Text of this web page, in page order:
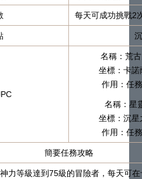
每天可成功挑戰2
名稱：荒
坐標：卡
作用：任
名稱：星
坐標：沉
作用：任
簡要任務攻略
力等級達到75級的冒險者，每天可